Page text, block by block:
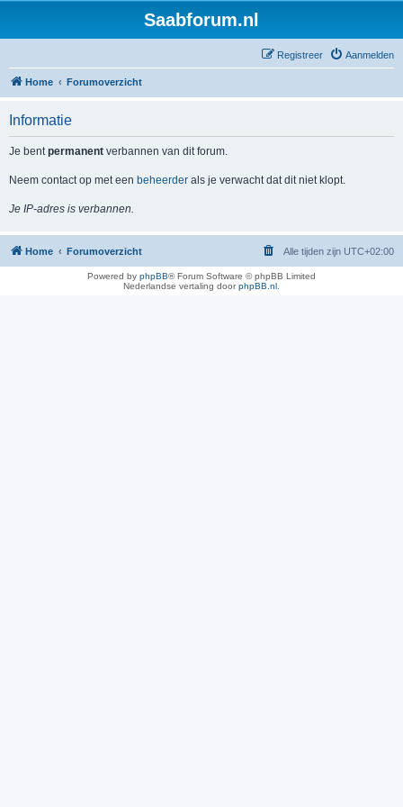
Saabforum.nl
Aanmelden
Registreer
Home Forumoverzicht
Informatie
Je bentpermanent verbannen van dit forum.
Neem contact op met een beheerder als je verwacht dat dit niet klopt.
Je IP-adres is verbannen.
Home Forumoverzicht Alle tijden zijn UTC+02:00
Powered by phpBB® Forum Software © phpBB Limited
Nederlandse vertaling doorphpBB.nl